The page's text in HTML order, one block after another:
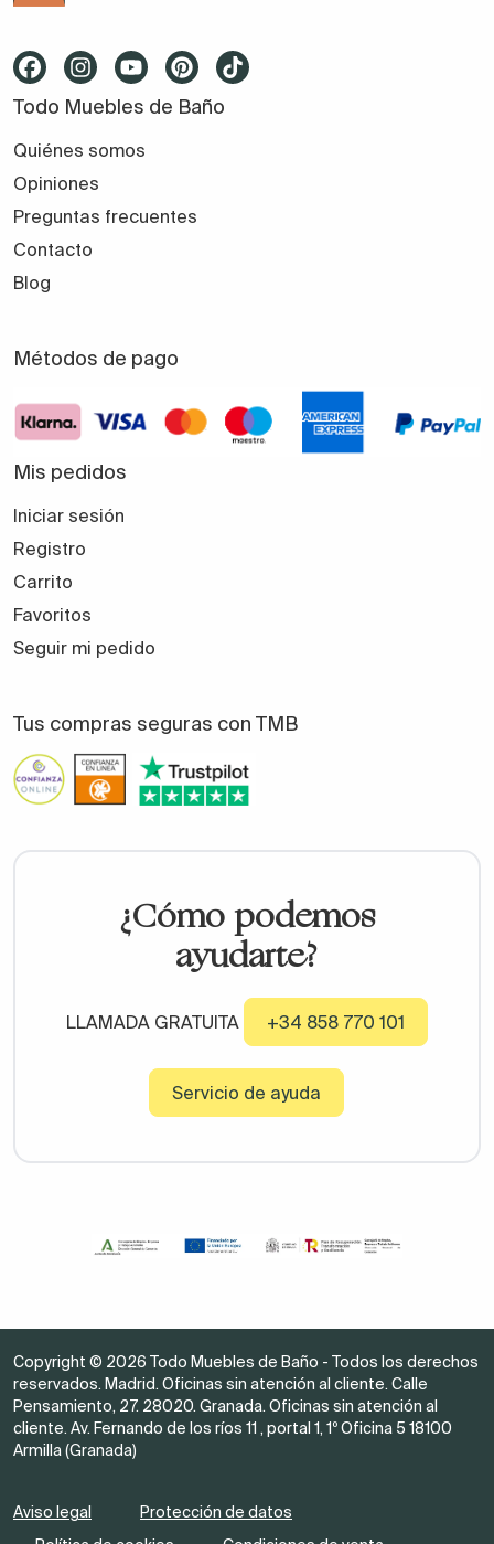
Todo Muebles de Baño
Quiénes somos
Opiniones
Preguntas frecuentes
Contacto
Blog
Métodos de pago
Mis pedidos
Iniciar sesión
Registro
Carrito
Favoritos
Seguir mi pedido
Tus compras seguras con TMB
¿Cómo podemos
ayudarte?
LLAMADA GRATUITA +34 858 770 101
Servicio de ayuda
Copyright © 2026 Todo Muebles de Baño - Todos los derechos
reservados. Madrid. Oficinas sin atención al cliente. Calle
Pensamiento, 27. 28020. Granada. Oficinas sin atención al
cliente. Av. Fernando de los ríos 11 , portal 1, 1º Oficina 5 18100
Armilla (Granada)
Aviso legal
Protección de datos